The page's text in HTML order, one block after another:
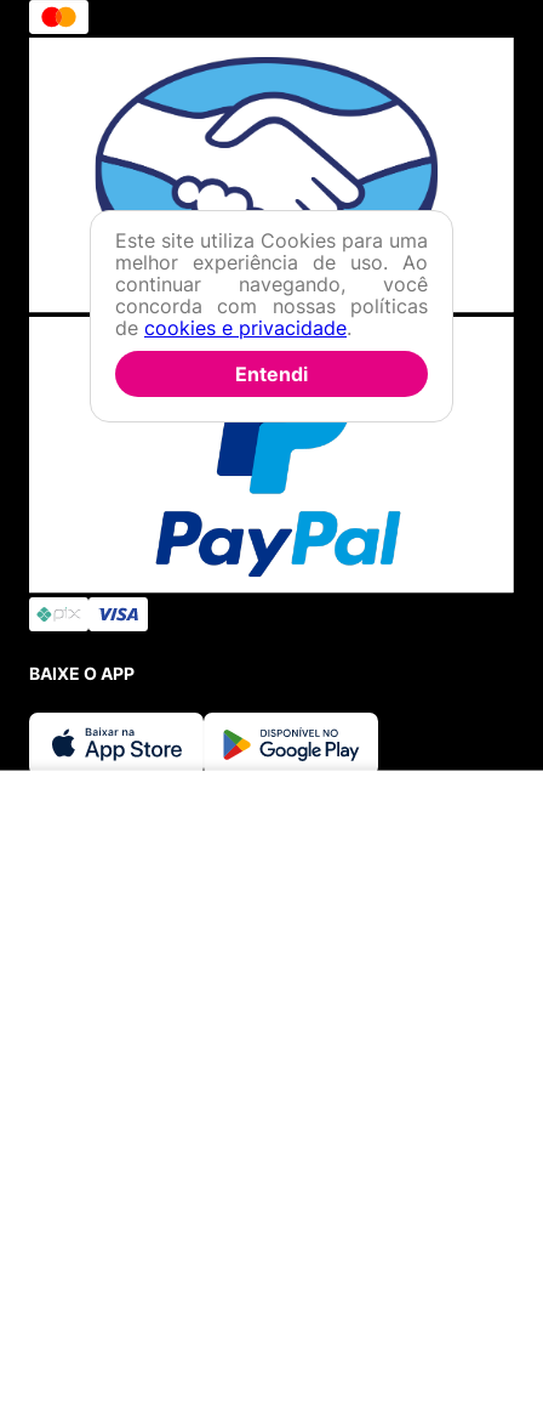
BAIXE O APP
Este site utiliza Cookies para uma
melhor experiência de uso. Ao
continuar navegando, você
concorda com nossas políticas
de cookies e privacidade.
Entendi